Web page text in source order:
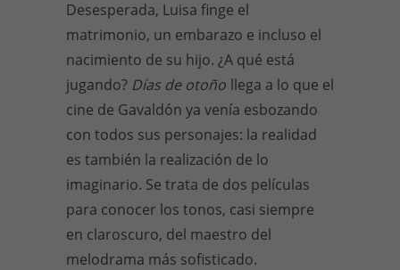
Desesperada, Luisa finge el
matrimonio, un embarazo e incluso el
nacimiento de su hijo. ¿A qué está
jugando? Días de otoño llega a lo que el
cine de Gavaldón ya venía esbozando
con todos sus personajes: la realidad
es también la realización de lo
imaginario. Se trata de dos películas
para conocer los tonos, casi siempre
en claroscuro, del maestro del
melodrama más sofisticado.